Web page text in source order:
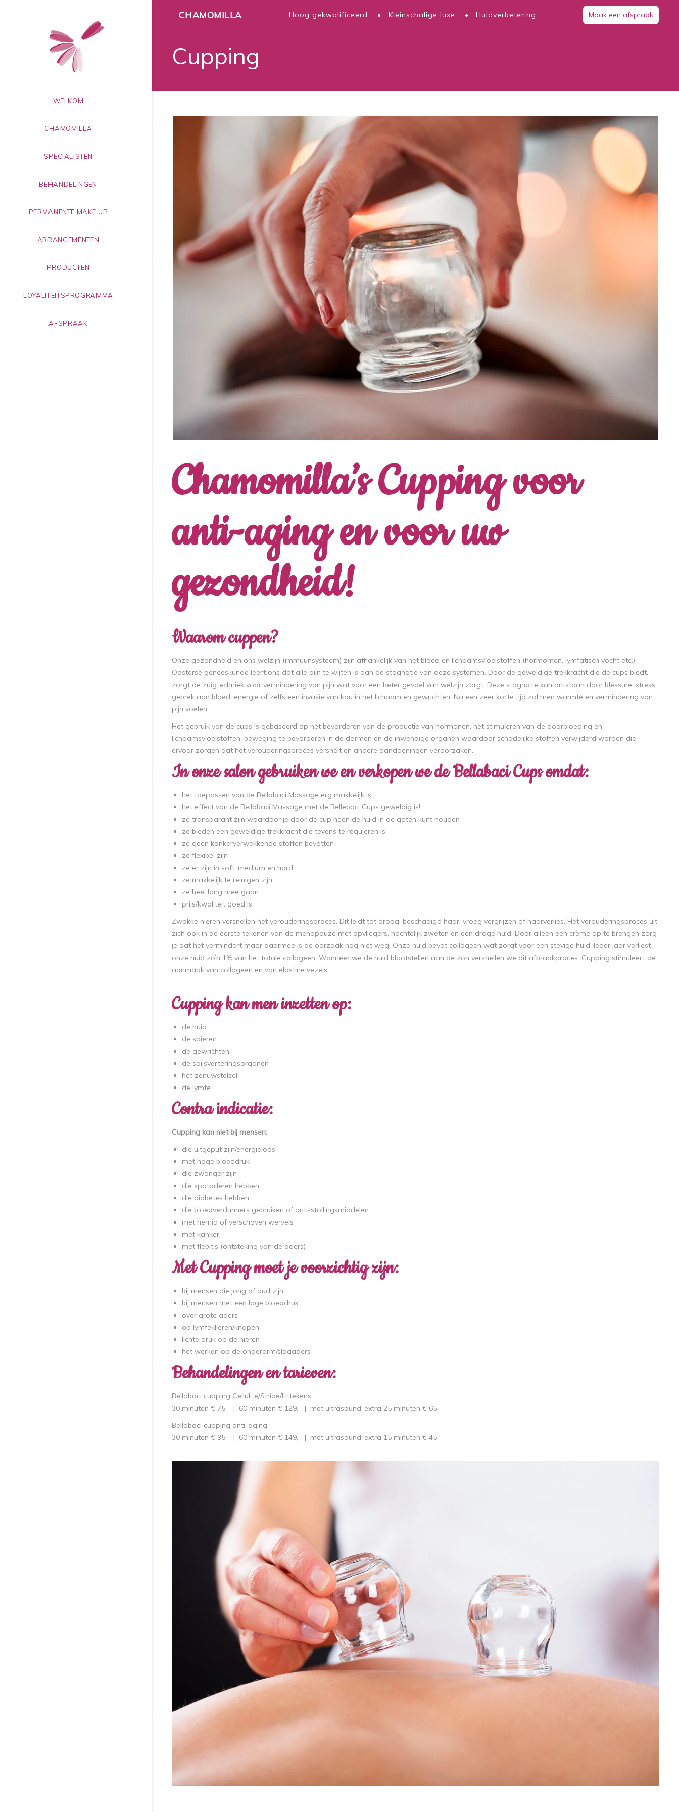
CHAMOMILLA Hoog gekwalificeerd Kleinschalige luxe Huidverbetering Maak een afspraak
WELKOM
CHAMOMILLA
SPECIALISTEN
BEHANDELINGEN
PERMANENTE MAKE UP
ARRANGEMENTEN
PRODUCTEN
LOYALITEITSPROGRAMMA
AFSPRAAK
Cupping
Chamomilla’s Cupping voor
anti-aging en voor uw
gezondheid!
Waarom cuppen?
Onze gezondheid en ons welzijn (immuunsysteem) zijn afhankelijk van het bloed en lichaamsvloeistoffen (hormomen, lymfatisch vocht etc.)
Oosterse geneeskunde leert ons dat alle pijn te wijten is aan de stagnatie van deze systemen. Door de geweldige trekkracht die de cups biedt,
zorgt de zuigtechniek voor vermindering van pijn wat voor een beter gevoel van welzijn zorgt. Deze stagnatie kan ontstaan door blessure, stress,
gebrek aan bloed, energie of zelfs een invasie van kou in het lichaam en gewrichten. Na een zeer korte tijd zal men warmte en vermindering van
pijn voelen.
Het gebruik van de cups is gebaseerd op het bevorderen van de productie van hormonen, het stimuleren van de doorbloeding en
lichaamsvloeistoffen, beweging te bevorderen in de darmen en de inwendige organen waardoor schadelijke stoffen verwijderd worden die
ervoor zorgen dat het verouderingsproces versnelt en andere aandoeningen veroorzaken.
In onze salon gebruiken we en verkopen we de Bellabaci Cups omdat:
het toepassen van de Bellabaci Massage erg makkelijk is
het effect van de Bellabaci Massage met de Bellebaci Cups geweldig is!
ze transparant zijn waardoor je door de cup heen de huid in de gaten kunt houden
ze bieden een geweldige trekkracht die tevens te reguleren is
ze geen kankerverwekkende stoffen bevatten
ze flexibel zijn
ze er zijn in soft, medium en hard
ze makkelijk te reinigen zijn
ze heel lang mee gaan
prijs/kwaliteit goed is
Zwakke nieren versnellen het verouderingsproces. Dit leidt tot droog, beschadigd haar, vroeg vergrijzen of haarverlies. Het verouderingsproces uit
zich ook in de eerste tekenen van de menopauze met opvliegers, nachtelijk zweten en een droge huid. Door alleen een crème op te brengen zorg
je dat het vermindert maar daarmee is de oorzaak nog niet weg! Onze huid bevat collageen wat zorgt voor een stevige huid. Ieder jaar verliest
onze huid zo’n 1% van het totale collageen. Wanneer we de huid blootstellen aan de zon versnellen we dit afbraakproces. Cupping stimuleert de
aanmaak van collageen en van elastine vezels.
Cupping kan men inzetten op:
de huid
de spieren
de gewrichten
de spijsverteringsorganen
het zenuwstelsel
de lymfe
Contra indicatie:
Cupping kan niet bij mensen:
die uitgeput zijn/energieloos
met hoge bloeddruk
die zwanger zijn
die spataderen hebben
die diabetes hebben
die bloedverdunners gebruiken of anti-stollingsmiddelen
met hernia of verschoven wervels
met kanker
met flebitis (ontsteking van de aders)
Met Cupping moet je voorzichtig zijn:
bij mensen die jong of oud zijn
bij mensen met een lage bloeddruk
over grote aders
op lymfeklieren/knopen
lichte druk op de nieren
het werken op de onderarm/slagaders
Behandelingen en tarieven:
Bellabaci cupping Cellulite/Striae/Littekens
30 minuten € 75,- | 60 minuten € 129,- | met ultrasound-extra 25 minuten € 65,-
Bellabaci cupping anti-aging
30 minuten € 95,- | 60 minuten € 149,- | met ultrasound-extra 15 minuten € 45,-